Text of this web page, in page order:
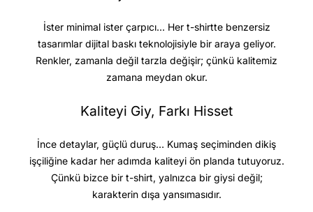
İster minimal ister çarpıcı… Her t-shirtte benzersiz
tasarımlar dijital baskı teknolojisiyle bir araya geliyor.
Renkler, zamanla değil tarzla değişir; çünkü kalitemiz
zamana meydan okur.
Kaliteyi Giy, Farkı Hisset
İnce detaylar, güçlü duruş… Kumaş seçiminden dikiş
işçiliğine kadar her adımda kaliteyi ön planda tutuyoruz.
Çünkü bizce bir t-shirt, yalnızca bir giysi değil;
karakterin dışa yansımasıdır.